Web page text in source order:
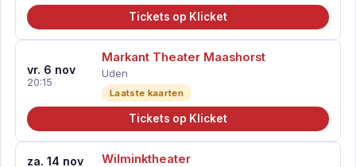
Tickets op Klicket
vr. 6 nov
20:15
Markant Theater Maashorst
Uden
Laatste kaarten
Tickets op Klicket
za. 14 nov Wilminktheater